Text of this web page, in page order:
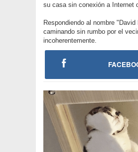
su casa sin conexión a Internet
Respondiendo al nombre
caminando sin rumbo por el
incoherentemente.